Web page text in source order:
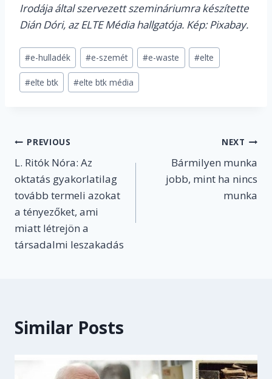
Irodája által szervezett szemináriumra készítette
Dián Dóri, az ELTE Média hallgatója. Kép: Pixabay.
Post
Tags:
#e-hulladék #e-szemét #e-waste #elte
#elte btk #elte btk média
Post
navigation
PREVIOUS
L. Ritók Nóra: Az
oktatás gyakorlatilag
tovább termeli azokat
a tényezőket, ami
miatt létrejön a
társadalmi leszakadás
NEXT
Bármilyen munka
jobb, mint ha nincs
munka
Similar Posts